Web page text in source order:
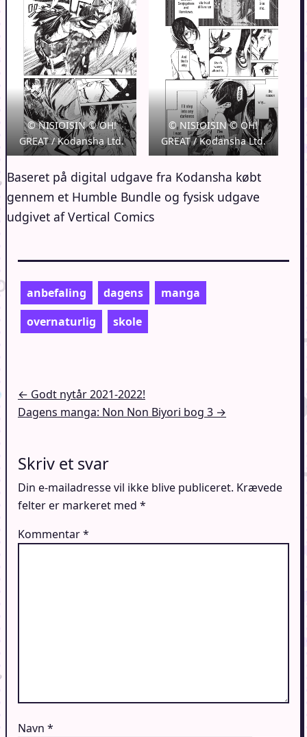
© NISIOISIN © OH!
GREAT / Kodansha Ltd.
© NISIOISIN © OH!
GREAT / Kodansha Ltd.
Baseret på digital udgave fra Kodansha købt
gennem et Humble Bundle og fysisk udgave
udgivet af Vertical Comics
anbefaling dagens
manga
overnaturlig
skole
Indlægsnavigation
← Godt nytår 2021-2022!
Dagens manga: Non Non Biyori bog 3 →
Skriv et svar
Din e-mailadresse vil ikke blive publiceret. Krævede
felter er markeret med *
Kommentar*
Navn *